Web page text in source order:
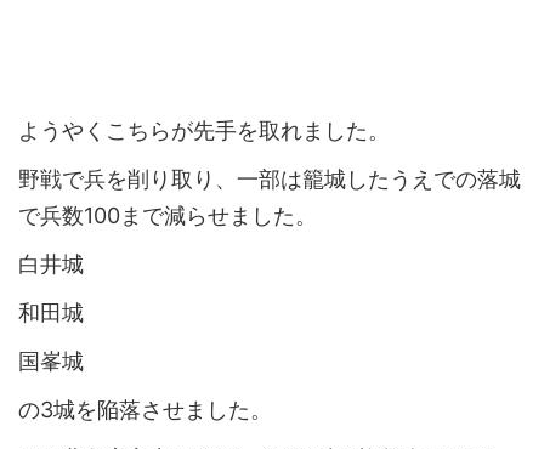
ようやくこちらが先手を取れました。
野戦で兵を削り取り、一部は籠城したうえでの落城
で兵数100まで減らせました。
白井城
和田城
国峯城
の3城を陥落させました。